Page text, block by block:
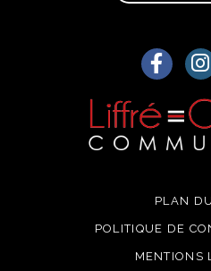
Lien
PLAN
POLITIQUE DE
MENTIONS